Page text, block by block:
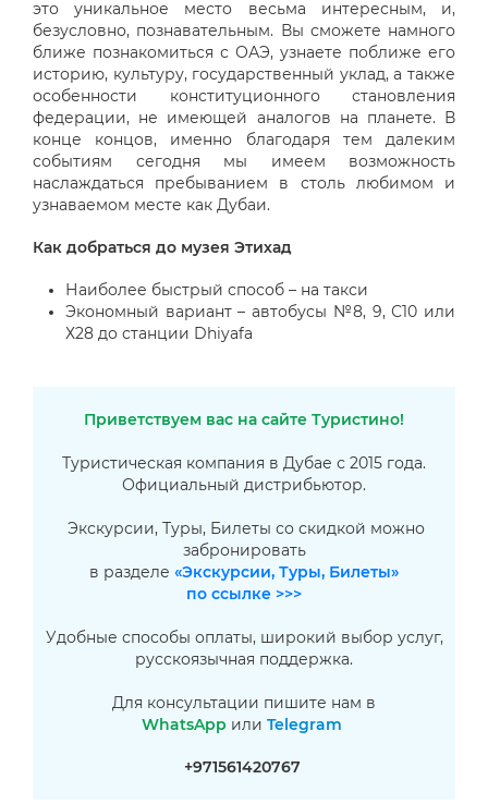
это уникальное место весьма интересным, и,
безусловно, познавательным. Вы сможете намного
ближе познакомиться с ОАЭ, узнаете поближе его
историю, культуру, государственный уклад, а также
особенности конституционного становления
федерации, не имеющей аналогов на планете. В
конце концов, именно благодаря тем далеким
событиям сегодня мы имеем возможность
наслаждаться пребыванием в столь любимом и
узнаваемом месте как Дубаи.
Как добраться до музея Этихад
Наиболее быстрый способ – на такси
Экономный вариант – автобусы №8, 9, С10 или
Х28 до станции Dhiyafa
Приветствуем вас на сайте Туристино!
Туристическая компания в Дубае с 2015 года.
Официальный дистрибьютор.
Экскурсии, Туры, Билеты со скидкой можно
забронировать
в разделе «Экскурсии, Туры, Билеты»
по ссылке >>>
Удобные способы оплаты, широкий выбор услуг,
русскоязычная поддержка.
Для консультации пишите нам в
WhatsApp или Telegram
+971561420767